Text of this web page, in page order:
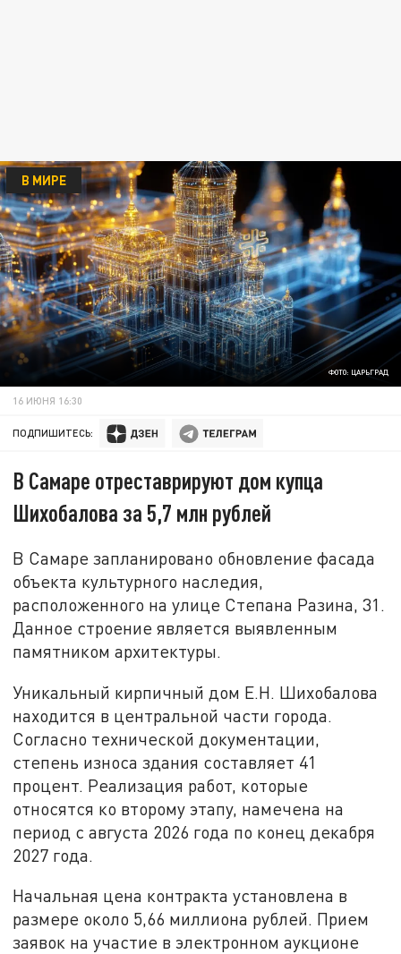
ФОТО: ЦАРЬГРАД
В МИРЕ
16 ИЮНЯ 16:30
ПОДПИШИТЕСЬ:
В Самаре отреставрируют дом купца
Шихобалова за 5,7 млн рублей
В Самаре запланировано обновление фасада
объекта культурного наследия,
расположенного на улице Степана Разина, 31.
Данное строение является выявленным
памятником архитектуры.
Уникальный кирпичный дом Е.Н. Шихобалова
находится в центральной части города.
Согласно технической документации,
степень износа здания составляет 41
процент. Реализация работ, которые
относятся ко второму этапу, намечена на
период с августа 2026 года по конец декабря
2027 года.
Начальная цена контракта установлена в
размере около 5,66 миллиона рублей. Прием
заявок на участие в электронном аукционе